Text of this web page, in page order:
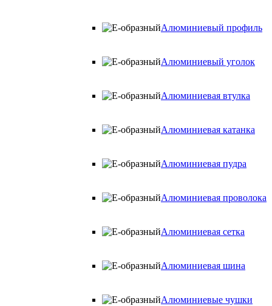
Алюминиевый профиль
Алюминиевый уголок
Алюминиевая втулка
Алюминиевая катанка
Алюминиевая пудра
Алюминиевая проволока
Алюминиевая сетка
Алюминиевая шина
Алюминиевые чушки